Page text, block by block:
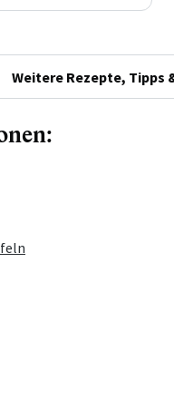
Weitere Rezepte, Tipps